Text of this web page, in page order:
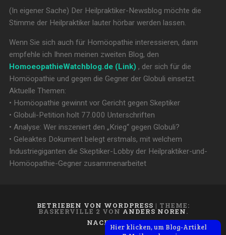
(In eigener Sache) Der Heilpraktiker-Newsblog möchte die
Stimme der Heilpraktiker lauter hörbar werden lassen.
Wenn Sie sich auch für Homöopathie interessieren, dann
empfehle ich Ihnen meinen zweiten Blog, den
HomoeopathieWatchblog.de (Link) , der sich für die
Homöopathie und gegen die Gegner der Globuli einsetzt.
Aktuelle Themen:
• Homöopathie gewinnt vor Gericht gegen Skeptiker
• Globuli-Petition holt 77.000 Unterschriften
• Analyse: Wer inszeniert den „Krieg“ gegen Globuli?
• Geleaktes Dokument belegt erstmals, mit welchem
Industriegiganten die Skeptiker-Lobby der Heilpraktiker-und-
Homöopathie-Gegner zusammenarbeitet
BETRIEBEN VON WORDPRESS | THEME:
BASKERVILLE 2 VON ANDERS NOREN.
NACH OBEN ↑
Hier klicken, um Blog-Artikel